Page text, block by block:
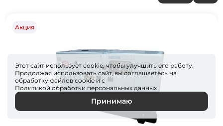
Акция
Этот сайт использует cookie, чтобы улучшить его работу.
Продолжая использовать сайт, вы соглашаетесь на
обработку файлов cookie и с
Политикой обработки персональных данных
Принимаю